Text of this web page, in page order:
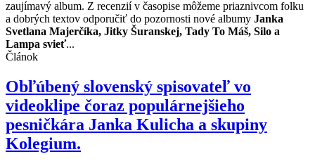
zaujímavý album. Z recenzií v časopise môžeme priaznivcom folku
a dobrých textov odporučiť do pozornosti nové albumy Janka
Svetlana Majerčíka, Jitky Šuranskej, Tady To Máš, Silo a
Lampa svieť...
Článok
Obľúbený slovenský spisovateľ vo
videoklipe čoraz populárnejšieho
pesničkára Janka Kulicha a skupiny
Kolegium.